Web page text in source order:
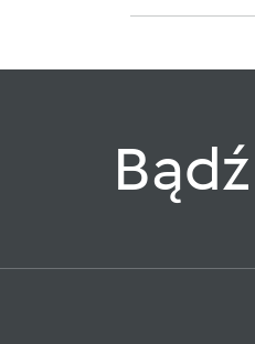
Bądź